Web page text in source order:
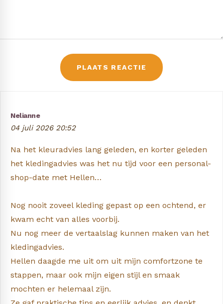
Nelianne
04 juli 2026 20:52
Na het kleuradvies lang geleden, en korter geleden
het kledingadvies was het nu tijd voor een personal-
shop-date met Hellen…
Nog nooit zoveel kleding gepast op een ochtend, er
kwam echt van alles voorbij.
Nu nog meer de vertaalslag kunnen maken van het
kledingadvies.
Hellen daagde me uit om uit mijn comfortzone te
stappen, maar ook mijn eigen stijl en smaak
mochten er helemaal zijn.